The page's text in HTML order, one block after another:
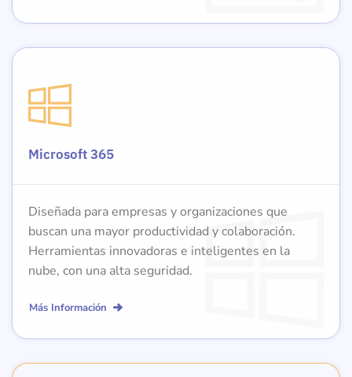
Microsoft 365
Diseñada para empresas y organizaciones que
buscan una mayor productividad y colaboración.
Herramientas innovadoras e inteligentes en la
nube, con una alta seguridad.
Más Información